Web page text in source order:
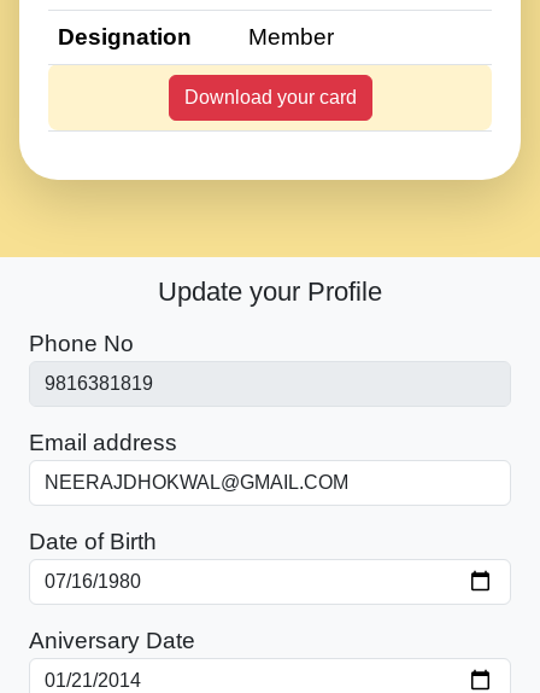
Designation Member
Download your card
Update your Profile
Phone No
Email address
Date of Birth
Aniversary Date